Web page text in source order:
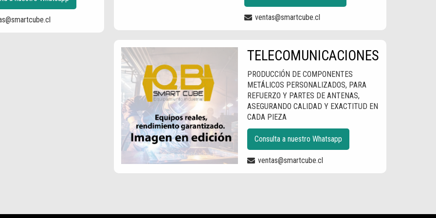
ventas@smartcube.cl
TELECOMUNICACIONES
PRODUCCIÓN DE COMPONENTES
METÁLICOS PERSONALIZADOS, PARA
REFUERZO Y PARTES DE ANTENAS,
ASEGURANDO CALIDAD Y EXACTITUD EN
CADA PIEZA
Consulta a nuestro Whatsapp
ventas@smartcube.cl